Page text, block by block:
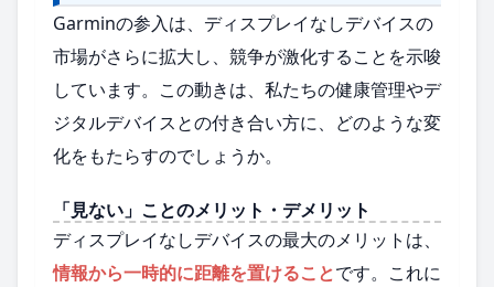
Garminの参入は、ディスプレイなしデバイスの
市場がさらに拡大し、競争が激化することを示唆
しています。この動きは、私たちの健康管理やデ
ジタルデバイスとの付き合い方に、どのような変
化をもたらすのでしょうか。
「見ない」ことのメリット・デメリット
ディスプレイなしデバイスの最大のメリットは、
情報から一時的に距離を置けることです。これに